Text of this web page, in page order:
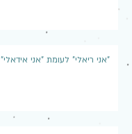
"אני ריאלי" לעומת "אני אידאלי"